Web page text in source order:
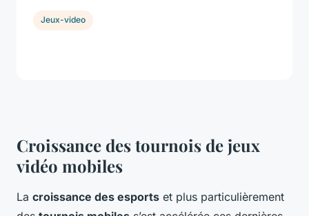
Croissance des tournois de jeux
vidéo mobiles
La croissance des esports et plus particulièrement
Jeux-video